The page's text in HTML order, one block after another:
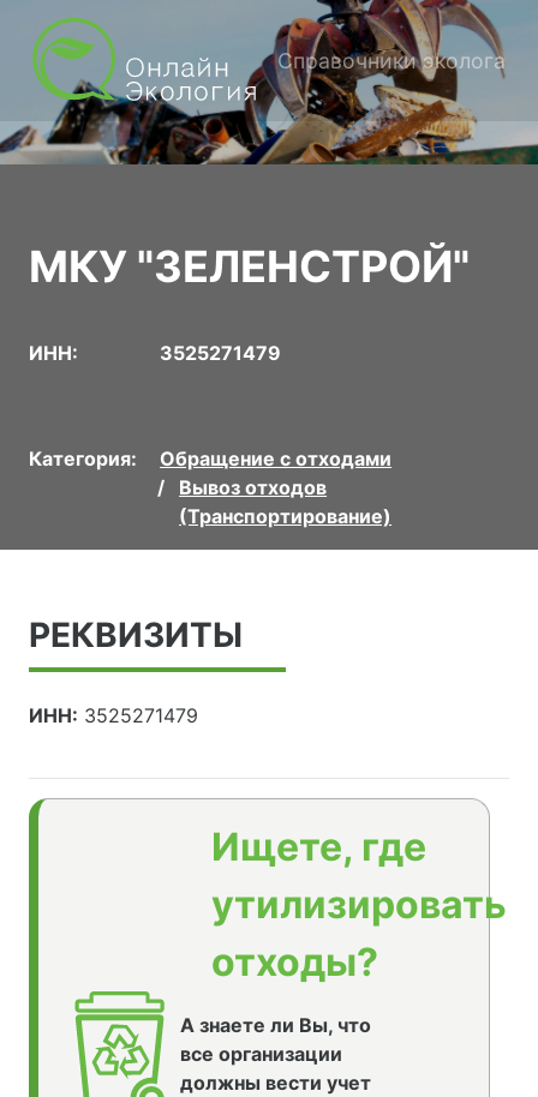
Справочники эколога
МКУ "ЗЕЛЕНСТРОЙ"
ИНН: 3525271479
Категория:
Обращение с отходами
Вывоз отходов
(Транспортирование)
РЕКВИЗИТЫ
ИНН: 3525271479
Ищете, где
утилизировать
отходы?
А знаете ли Вы, что
все организации
должны вести учет